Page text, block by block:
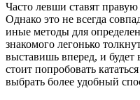
Часто левши ставят
Однако это не всегда
иные методы для
знакомого легонько
выставишь вперед, и будет
стоит попробовать
выбрать более удобный